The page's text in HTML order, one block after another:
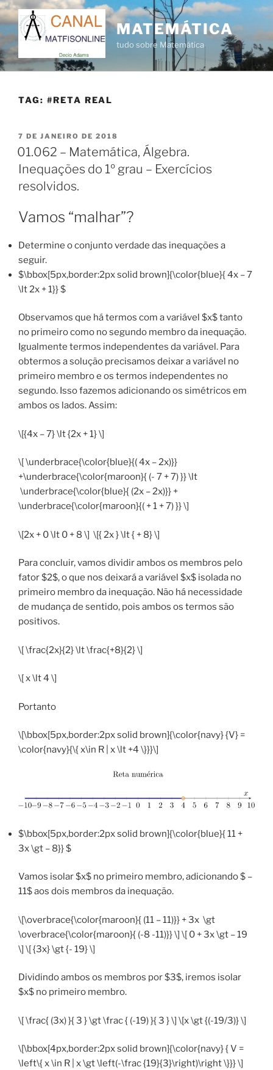
Pular
para
o
conteúdo
MATEMÁTICA
tudo sobre Matemática
TAG: #RETA REAL
PUBLICADO
EM
7 DE JANEIRO DE 2018
01.062 – Matemática, Álgebra.
Inequações do 1º grau – Exercícios
resolvidos.
Vamos “malhar”?
Determine o conjunto verdade das inequações a
seguir.
$\bbox[5px,border:2px solid brown]{\color{blue}{ 4x – 7
\lt 2x + 1}} $
Observamos que há termos com a variável $x$ tanto
no primeiro como no segundo membro da inequação.
Igualmente termos independentes da variável. Para
obtermos a solução precisamos deixar a variável no
primeiro membro e os termos independentes no
segundo. Isso fazemos adicionando os simétricos em
ambos os lados. Assim:
\[{4x – 7} \lt {2x + 1} \]
\[ \underbrace{\color{blue}{( 4x – 2x)}}
+\underbrace{\color{maroon}{ (- 7 + 7) }} \lt
\underbrace{\color{blue}{ (2x – 2x)}} +
\underbrace{\color{maroon}{( + 1 + 7) }} \]
\[2x + 0 \lt 0 + 8 \] \[{ 2x } \lt { + 8} \]
Para concluir, vamos dividir ambos os membros pelo
fator $2$, o que nos deixará a variável $x$ isolada no
primeiro membro da inequação. Não há necessidade
de mudança de sentido, pois ambos os termos são
positivos.
\[ \frac{2x}{2} \lt \frac{+8}{2} \]
\[ x \lt 4 \]
Portanto
\[\bbox[5px,border:2px solid brown]{\color{navy} {V} =
\color{navy}{\{ x\in R | x \lt +4 \}}}\]
$\bbox[5px,border:2px solid brown]{\color{blue}{ 11 +
3x \gt – 8}} $
Vamos isolar $x$ no primeiro membro, adicionando $ –
11$ aos dois membros da inequação.
\[\overbrace{\color{maroon}{ (11 – 11)}} + 3x \gt
\overbrace{\color{maroon}{ (-8 -11)}} \] \[ 0 + 3x \gt – 19
\] \[ {3x} \gt {- 19} \]
Dividindo ambos os membros por $3$, iremos isolar
$x$ no primeiro membro.
\[ \frac{ (3x) }{ 3 } \gt \frac { (-19) }{ 3 } \] \[x \gt {(-19/3)} \]
\[\bbox[4px,border:2px solid brown]{\color{navy} { V =
\left\{ x \in R | x \gt \left(-\frac {19}{3}\right)\right \}}} \]